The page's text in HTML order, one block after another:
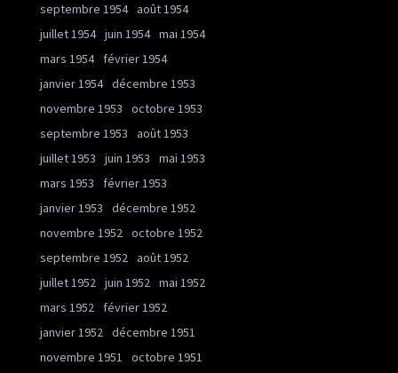
septembre 1954 août 1954
juillet 1954 juin 1954 mai 1954
mars 1954
février 1954
janvier 1954 décembre 1953
novembre 1953
octobre 1953
septembre 1953
août 1953
juillet 1953
juin 1953
mai 1953
mars 1953
février 1953
janvier 1953
décembre 1952
novembre 1952 octobre 1952
septembre 1952 août 1952
juillet 1952 juin 1952 mai 1952
mars 1952
février 1952
janvier 1952 décembre 1951
novembre 1951
octobre 1951